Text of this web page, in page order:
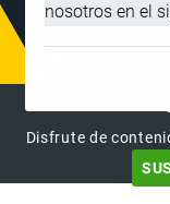
nosotros en el
Disfrute de